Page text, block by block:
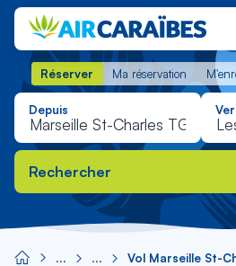
Réserver Ma réservation
Réserver Ma réservation
Depuis
Rechercher
Vol Marseille St-